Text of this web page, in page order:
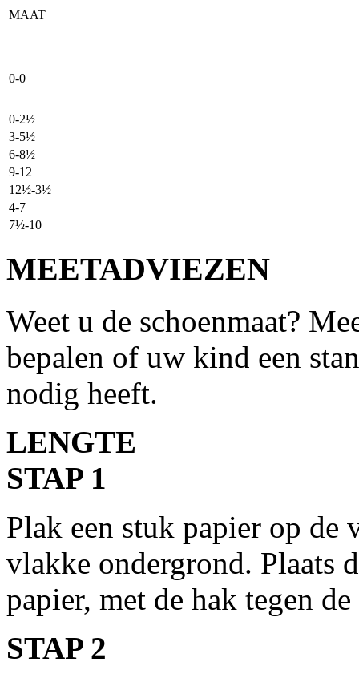
MAAT
0-0
0-2½
3-5½
6-8½
9-12
12½-3½
4-7
7½-10
MEETADVIEZEN
Weet u de schoenmaat?
bepalen of uw kind een
nodig heeft.
LENGTE
STAP 1
Plak een stuk papier op de
vlakke ondergrond. Plaats
papier, met de hak tegen
STAP 2